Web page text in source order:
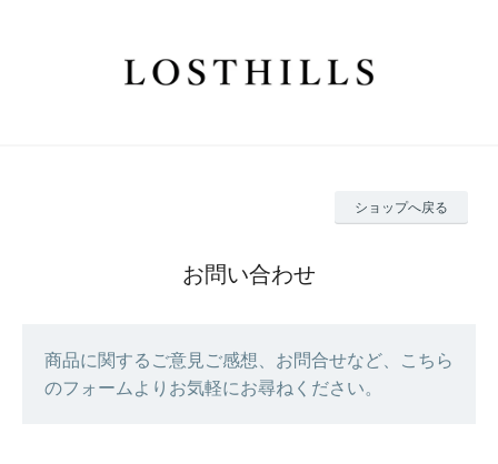
ショップへ戻る
お問い合わせ
商品に関するご意見ご感想、お問合せなど、こちら
のフォームよりお気軽にお尋ねください。